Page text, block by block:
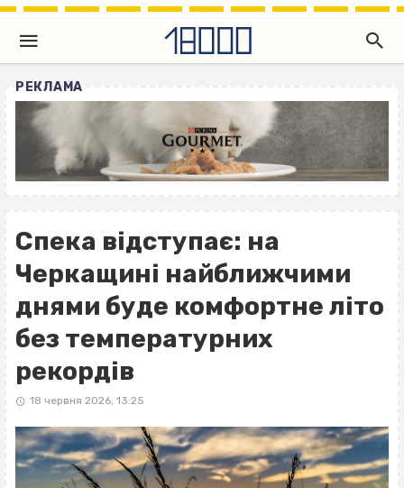
РЕКЛАМА
Спека відступає: на
Черкащині найближчими
днями буде комфортне літо
без температурних
рекордів
18 червня 2026, 13:25